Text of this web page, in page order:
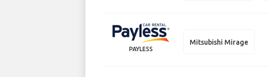
PAYLESS
Mitsubishi Mirage